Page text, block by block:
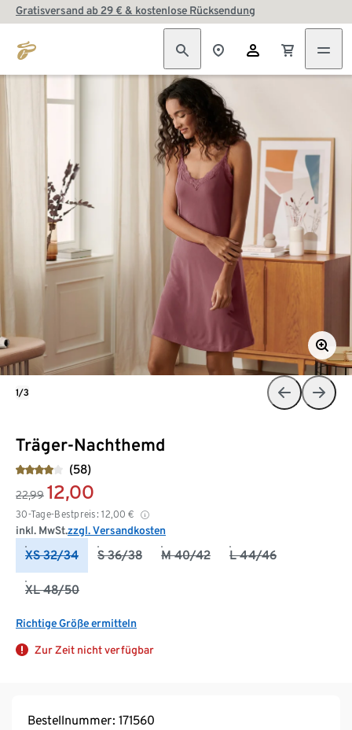
Gratisversand ab 29 € & kostenlose Rücksendung
Träger-Nachthemd
(58)
22,99 12,00
30-Tage-Bestpreis: 12,00 €
inkl. MwSt.zzgl. Versandkosten
XS 32/34 S 36/38 M 40/42 L 44/46
XL 48/50
Richtige Größe ermitteln
Zur Zeit nicht verfügbar
1/3
Bestellnummer: 171560